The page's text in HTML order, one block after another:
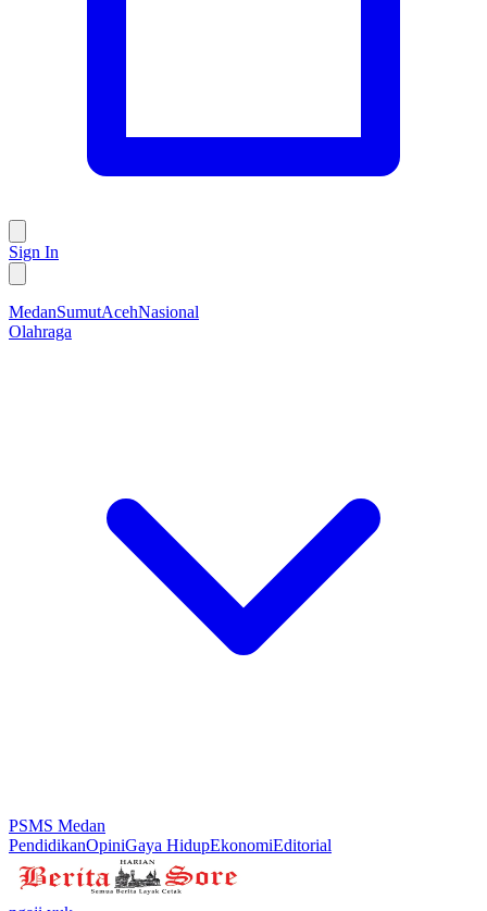
Sign In
MedanSumutAcehNasional
Olahraga
PSMS Medan
PendidikanOpiniGaya HidupEkonomiEditorial